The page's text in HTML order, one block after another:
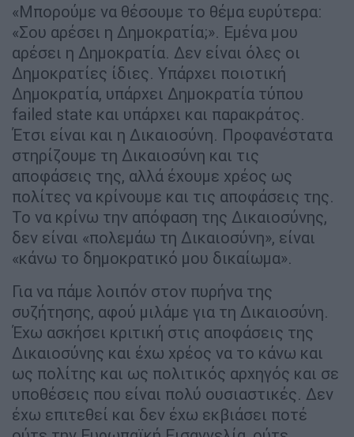
«Μπορούμε να θέσουμε το θέμα ευρύτερα:
«Σου αρέσει η Δημοκρατία;». Εμένα μου
αρέσει η Δημοκρατία. Δεν είναι όλες οι
Δημοκρατίες ίδιες. Υπάρχει ποιοτική
Δημοκρατία, υπάρχει Δημοκρατία τύπου
failed state και υπάρχει και παρακράτος.
Έτσι είναι και η Δικαιοσύνη. Προφανέστατα
στηρίζουμε τη Δικαιοσύνη και τις
αποφάσεις της, αλλά έχουμε χρέος ως
πολίτες να κρίνουμε και τις αποφάσεις της.
Το να κρίνω την απόφαση της Δικαιοσύνης,
δεν είναι «πολεμάω τη Δικαιοσύνη», είναι
«κάνω το δημοκρατικό μου δικαίωμα».
Για να πάμε λοιπόν στον πυρήνα της
συζήτησης, αφού μιλάμε για τη Δικαιοσύνη.
Έχω ασκήσει κριτική στις αποφάσεις της
Δικαιοσύνης και έχω χρέος να το κάνω και
ως πολίτης και ως πολιτικός αρχηγός και σε
υποθέσεις που είναι πολύ ουσιαστικές. Δεν
έχω επιτεθεί και δεν έχω εκβιάσει ποτέ